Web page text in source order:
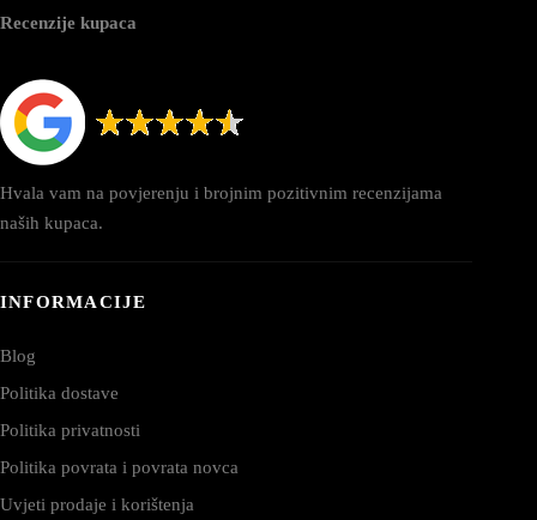
Recenzije kupaca
Hvala vam na povjerenju i brojnim pozitivnim recenzijama
naših kupaca.
INFORMACIJE
Blog
Politika dostave
Politika privatnosti
Politika povrata i povrata novca
Uvjeti prodaje i korištenja